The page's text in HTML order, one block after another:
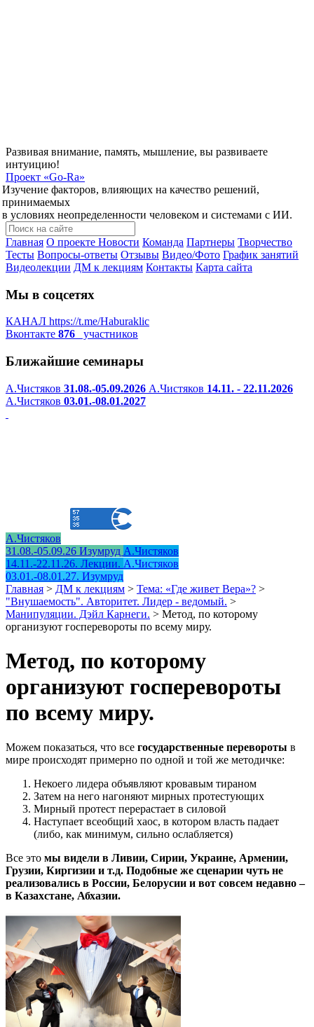
Развивая внимание, память, мышление, вы развиваете
интуицию!
Проект «Go-Ra»
Изучение факторов, влияющих на качество решений,
принимаемых
в условиях неопределенности человеком и системами с ИИ.
Главная О проекте Новости Команда Партнеры Творчество
Тесты Вопросы-ответы Отзывы Видео/Фото График занятий
Видеолекции ДМ к лекциям Контакты Карта сайта
Мы в соцсетях
КАНАЛ https://t.me/Haburaklic
Вконтакте 876 участников
Ближайшие семинары
А.Чистяков 31.08.-05.09.2026 А.Чистяков 14.11. - 22.11.2026
А.Чистяков 03.01.-08.01.2027
А.Чистяков
31.08.-05.09.26 Изумруд А.Чистяков
14.11.-22.11.26. Лекции. А.Чистяков
03.01.-08.01.27. Изумруд
Главная > ДМ к лекциям > Тема: «Где живет Вера»? >
"Внушаемость". Авторитет. Лидер - ведомый. >
Манипуляции. Дэйл Карнеги. > Метод, по которому
организуют госперевороты по всему миру.
Метод, по которому
организуют госперевороты
по всему миру.
Можем показаться, что все государственные перевороты в
мире происходят примерно по одной и той же методичке:
Некоего лидера объявляют кровавым тираном
Затем на него нагоняют мирных протестующих
Мирный протест перерастает в силовой
Наступает всеобщий хаос, в котором власть падает
(либо, как минимум, сильно ослабляется)
Все это мы видели в Ливии, Сирии, Украине, Армении,
Грузии, Киргизии и т.д. Подобные же сценарии чуть не
реализовались в России, Белорусии и вот совсем недавно –
в Казахстане, Абхазии.